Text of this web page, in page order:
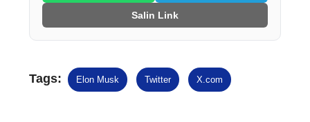
Salin Link
Tags: Elon Musk Twitter X.com